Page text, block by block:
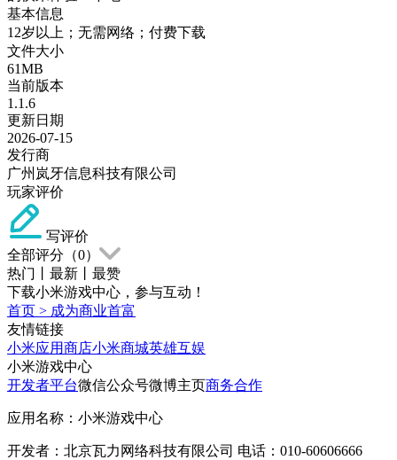
基本信息
12岁以上；无需网络；付费下载
文件大小
61MB
当前版本
1.1.6
更新日期
2026-07-15
发行商
广州岚牙信息科技有限公司
玩家评价
写评价
全部评分（0）
热门
最新
最赞
下载小米游戏中心，参与互动！
首页 > 成为商业首富
友情链接
小米应用商店小米商城英雄互娱
小米游戏中心
开发者平台微信公众号微博主页商务合作
应用名称：小米游戏中心
开发者：北京瓦力网络科技有限公司 电话：010-60606666